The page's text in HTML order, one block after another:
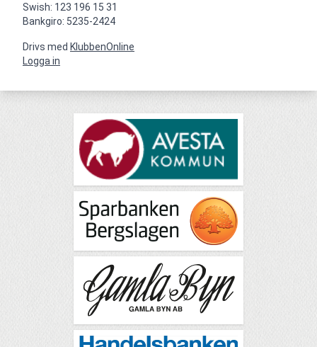
Swish: 123 196 15 31
Bankgiro: 5235-2424
Drivs med KlubbenOnline
Logga in